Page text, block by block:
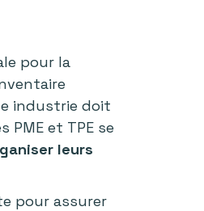
pour la
industrie doit
et TPE se
leurs
pour assurer